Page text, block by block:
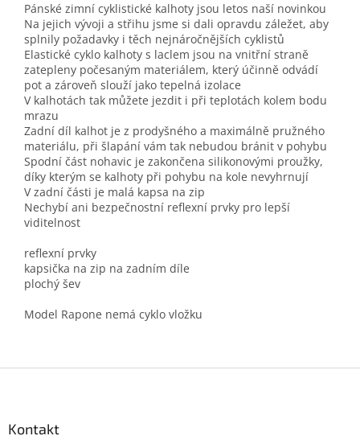
Pánské zimní cyklistické kalhoty jsou letos naší novinkou
Na jejich vývoji a střihu jsme si dali opravdu záležet, aby
splnily požadavky i těch nejnáročnějších cyklistů
Elastické cyklo kalhoty s laclem jsou na vnitřní straně
zatepleny počesaným materiálem, který účinně odvádí
pot a zároveň slouží jako tepelná izolace
V kalhotách tak můžete jezdit i při teplotách kolem bodu
mrazu
Zadní díl kalhot je z prodyšného a maximálně pružného
materiálu, při šlapání vám tak nebudou bránit v pohybu
Spodní část nohavic je zakončena silikonovými proužky,
díky kterým se kalhoty při pohybu na kole nevyhrnují
V zadní části je malá kapsa na zip
Nechybí ani bezpečnostní reflexní prvky pro lepší
viditelnost
reflexní prvky
kapsička na zip na zadním díle
plochý šev
Model Rapone nemá cyklo vložku
Kontakt